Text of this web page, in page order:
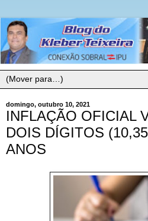
domingo, outubro 10, 2021
INFLAÇÃO OFICIAL
DOIS DÍGITOS
ANOS